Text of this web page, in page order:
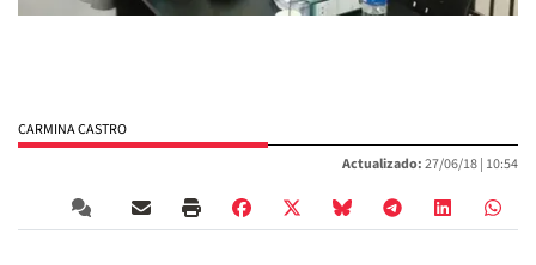
CARMINA CASTRO
Actualizado:27/06/18 | 10:54